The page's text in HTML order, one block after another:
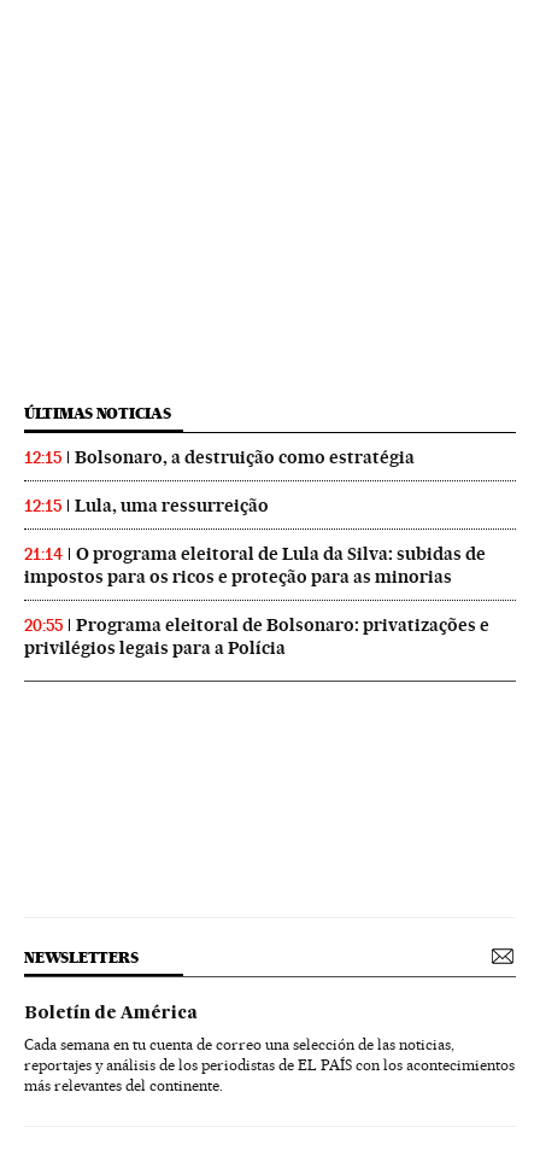
ÚLTIMAS NOTICIAS
12:15 Bolsonaro, a destruição como estratégia
12:15 Lula, uma ressurreição
21:14
O programa eleitoral de Lula da Silva: subidas de
impostos para os ricos e proteção para as minorias
20:55
Programa eleitoral de Bolsonaro: privatizações e
privilégios legais para a Polícia
NEWSLETTERS
Boletín de América
Cada semana en tu cuenta de correo una selección de las noticias,
reportajes y análisis de los periodistas de EL PAÍS con los acontecimientos
más relevantes del continente.